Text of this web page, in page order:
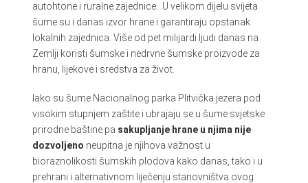
autohtone i ruralne zajednice. U velikom dijelu svijeta
šume su i danas izvor hrane i garantiraju opstanak
lokalnih zajednica. Više od pet milijardi ljudi danas na
Zemlji koristi šumske i nedrvne šumske proizvode za
hranu, lijekove i sredstva za život.
Iako su šume Nacionalnog parka Plitvička jezera pod
visokim stupnjem zaštite i ubrajaju se u šume svjetske
prirodne baštine pa sakupljanje hrane u njima nije
dozvoljeno neupitna je njihova važnost u
bioraznolikosti šumskih plodova kako danas, tako i u
prehrani i alternativnom liječenju stanovništva ovog